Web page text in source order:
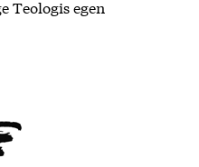
Teologis egen